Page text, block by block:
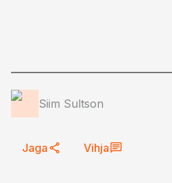
Siim Sultson
Jaga Vihja